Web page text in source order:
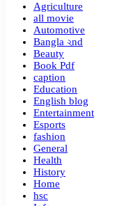
Agriculture
all movie
Automotive
Bangla ২nd
Beauty
Book Pdf
caption
Education
English blog
Entertainment
Esports
fashion
General
Health
History
Home
hsc